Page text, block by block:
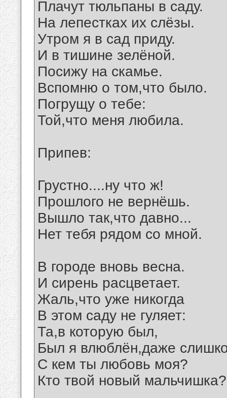
Плачут тюльпаны в саду.
На лепестках их слёзы.
Утром я в сад приду.
И в тишине зелёной.
Посижу на скамье.
Вспомню о том,что было.
Погрущу о тебе:
Той,что меня любила.
Припев:
Грустно....ну что ж!
Прошлого не вернёшь.
Вышло так,что давно...
Нет тебя рядом со мной.
В городе вновь весна.
И сирень расцветает.
Жаль,что уже никогда
В этом саду не гуляет:
Та,в которую был,
Был я влюблён,даже
С кем ты любовь моя?
Кто твой новый мальчишка?